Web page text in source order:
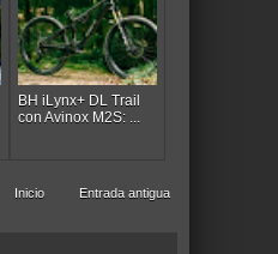
BH iLynx+ DL Trail
con Avinox M2S: ...
Entrada antigua
Inicio